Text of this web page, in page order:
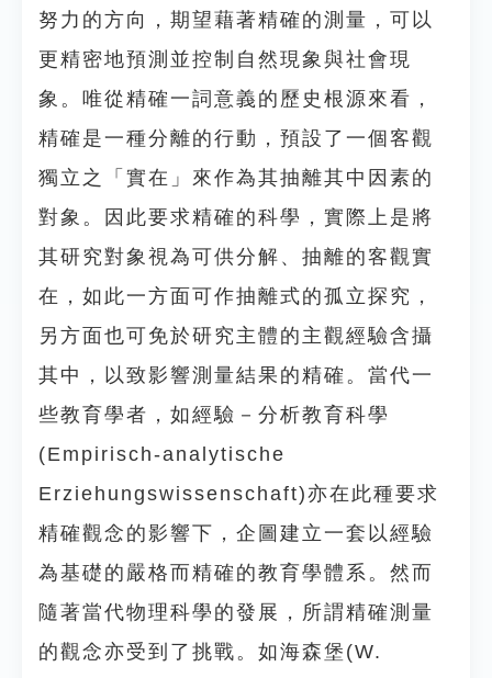
努力的方向，期望藉著精確的測量，可以
更精密地預測並控制自然現象與社會現
象。唯從精確一詞意義的歷史根源來看，
精確是一種分離的行動，預設了一個客觀
獨立之「實在」來作為其抽離其中因素的
對象。因此要求精確的科學，實際上是將
其研究對象視為可供分解、抽離的客觀實
在，如此一方面可作抽離式的孤立探究，
另方面也可免於研究主體的主觀經驗含攝
其中，以致影響測量結果的精確。當代一
些教育學者，如經驗－分析教育科學
(Empirisch-analytische
Erziehungswissenschaft)亦在此種要求
精確觀念的影響下，企圖建立一套以經驗
為基礎的嚴格而精確的教育學體系。然而
隨著當代物理科學的發展，所謂精確測量
的觀念亦受到了挑戰。如海森堡(W.